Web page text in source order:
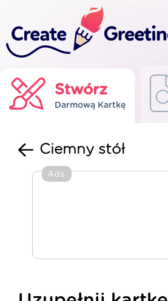
Stwórz
Darmową Kartkę
Ciemny stół
Ads